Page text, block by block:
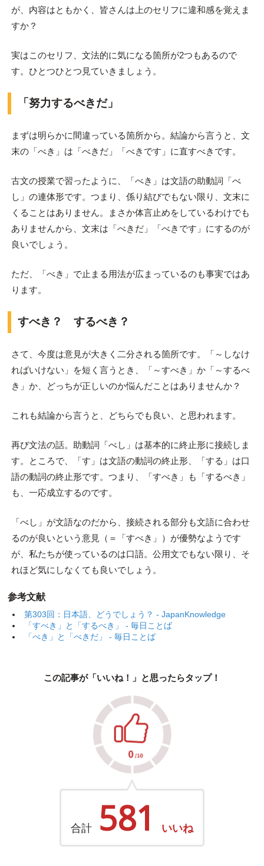
が、内容はともかく、皆さんは上のセリフに違和感を覚えま
すか？
実はこのセリフ、文法的に気になる箇所が2つもあるので
す。ひとつひとつ見ていきましょう。
「努力するべきだ」
まずは明らかに間違っている箇所から。結論から言うと、文
末の「べき」は「べきだ」「べきです」に直すべきです。
古文の授業で習ったように、「べき」は文語の助動詞「べ
し」の連体形です。つまり、係り結びでもない限り、文末に
くることはありません。まさか体言止めをしているわけでも
ありませんから、文末は「べきだ」「べきです」にするのが
良いでしょう。
ただ、「べき」で止まる用法が広まっているのも事実ではあ
ります。
すべき？ するべき？
さて、今度は意見が大きく二分される箇所です。「～しなけ
ればいけない」を短く言うとき、「～すべき」か「～するべ
き」か、どっちが正しいのか悩んだことはありませんか？
これも結論から言うと、どちらでも良い、と思われます。
再び文法の話。助動詞「べし」は基本的に終止形に接続しま
す。ところで、「す」は文語の動詞の終止形、「する」は口
語の動詞の終止形です。つまり、「すべき」も「するべき」
も、一応成立するのです。
「べし」が文語なのだから、接続される部分も文語に合わせ
るのが良いという意見（＝「すべき」）が優勢なようです
が、私たちが使っているのは口語。公用文でもない限り、そ
れほど気にしなくても良いでしょう。
参考文献
第303回：日本語、どうでしょう？ - JapanKnowledge
「すべき」と「するべき」 - 毎日ことば
「べき」と「べきだ」 - 毎日ことば
この記事が「いいね！」と思ったらタップ！
合計 581 いいね